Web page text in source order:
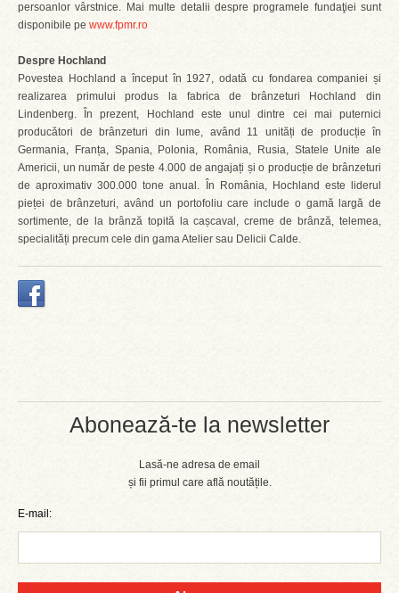
Abonează-te la newsletter
Lasă-ne adresa de email
și fii primul care află noutățile.
E-mail:
persoanlor vârstnice. Mai multe detalii despre programele fundaţiei sunt
disponibile pe www.fpmr.ro
Despre Hochland
Povestea Hochland a început în 1927, odată cu fondarea companiei și
realizarea primului produs la fabrica de brânzeturi Hochland din
Lindenberg. În prezent, Hochland este unul dintre cei mai puternici
producători de brânzeturi din lume, având 11 unități de producție în
Germania, Franța, Spania, Polonia, România, Rusia, Statele Unite ale
Americii, un număr de peste 4.000 de angajați și o producție de brânzeturi
de aproximativ 300.000 tone anual. În România, Hochland este liderul
pieței de brânzeturi, având un portofoliu care include o gamă largă de
sortimente, de la brânză topită la cașcaval, creme de brânză, telemea,
specialități precum cele din gama Atelier sau Delicii Calde.